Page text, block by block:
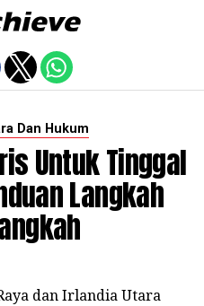
Dan Hukum
Untuk Tinggal
Langkah
dan Irlandia Utara